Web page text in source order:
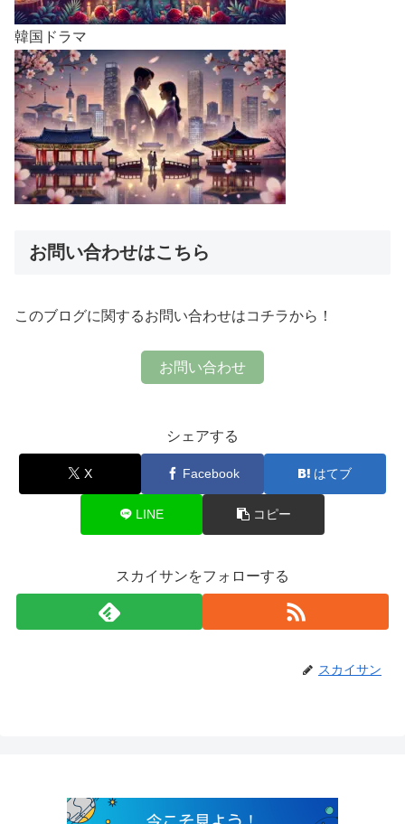
韓国ドラマ
お問い合わせはこちら
このブログに関するお問い合わせはコチラから！
お問い合わせ
シェアする
X Facebook はてブ
LINE コピー
スカイサンをフォローする
スカイサン